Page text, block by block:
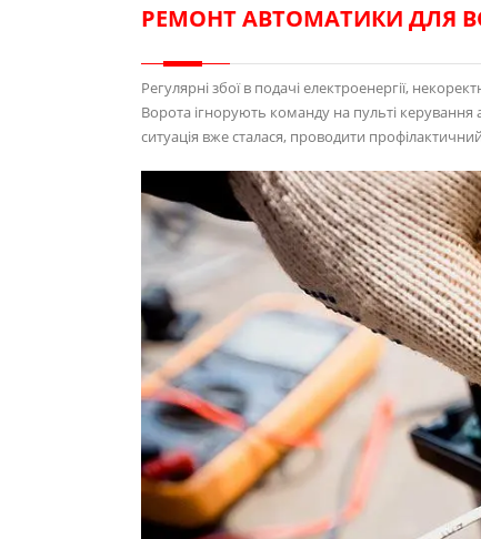
РЕМОНТ АВТОМАТИКИ ДЛЯ
Регулярні збої в подачі електроенергії,
Ворота ігнорують команду на пульті
ситуація вже сталася, проводити